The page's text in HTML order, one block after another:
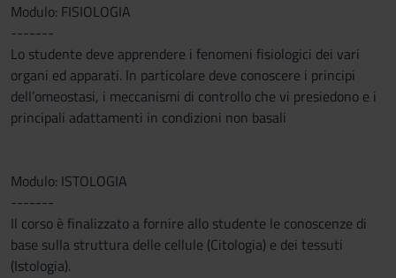
Modulo: FISIOLOGIA
-------
Lo studente deve apprendere i fenomeni fisiologici dei vari
organi ed apparati. In particolare deve conoscere i principi
dell’omeostasi, i meccanismi di controllo che vi presiedono e i
principali adattamenti in condizioni non basali
Modulo: ISTOLOGIA
-------
Il corso è finalizzato a fornire allo studente le conoscenze di
base sulla struttura delle cellule (Citologia) e dei tessuti
(Istologia).